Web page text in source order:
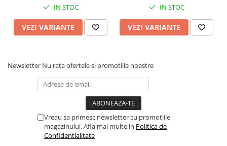
IN STOC
VEZI VARIANTE
IN STOC
VEZI VARIANTE
Newsletter Nu rata ofertele si promotiile noastre
Vreau sa primesc newsletter cu promotiile
magazinului. Afla mai multe in Politica de
Confidentialitate